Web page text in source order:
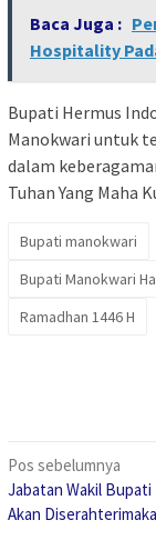
Baca Juga :
Hospitality
Bupati Hermus
Manokwari untuk
dalam
Tuhan Yang Maha
Bupati manokwari
Bupati Manokwari
Ramadhan 1446 H
Navigasi
pos
Pos sebelumnya
Jabatan Wakil Bupati
Akan